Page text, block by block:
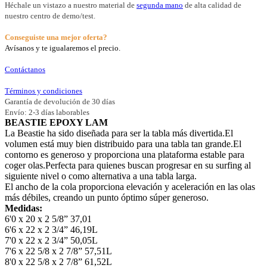
Héchale un vistazo a nuestro material de segunda mano de alta calidad de
nuestro centro de demo/test.
Conseguiste una mejor oferta?
Avísanos y te igualaremos el precio.
Contáctanos
Términos y condiciones
Garantía de devolución de 30 días
Envío: 2-3 días laborables
BEASTIE EPOXY LAM
La Beastie ha sido diseñada para ser la tabla más divertida.El
volumen está muy bien distribuido para una tabla tan grande.El
contorno es generoso y proporciona una plataforma estable para
coger olas.Perfecta para quienes buscan progresar en su surfing al
siguiente nivel o como alternativa a una tabla larga.
El ancho de la cola proporciona elevación y aceleración en las olas
más débiles, creando un punto óptimo súper generoso.
Medidas:
6'0 x 20 x 2 5/8” 37,01
6'6 x 22 x 2 3/4” 46,19L
7'0 x 22 x 2 3/4” 50,05L
7'6 x 22 5/8 x 2 7/8” 57,51L
8'0 x 22 5/8 x 2 7/8” 61,52L